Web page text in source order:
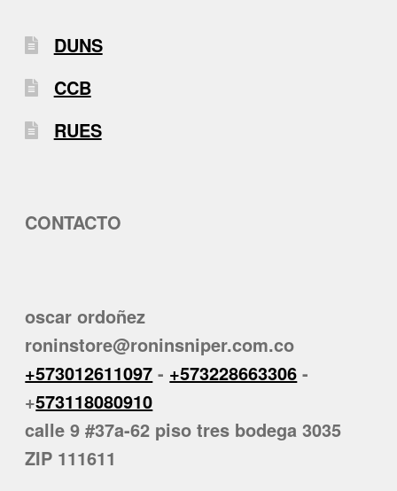
DUNS
CCB
RUES
CONTACTO
oscar ordoñez
roninstore@roninsniper.com.co
+573012611097 - +573228663306 -
+573118080910
calle 9 #37a-62 piso tres bodega 3035
ZIP 111611